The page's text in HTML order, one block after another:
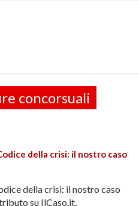
concorsuali
della crisi: il nostro caso
della crisi: il nostro caso
su IlCaso.it,